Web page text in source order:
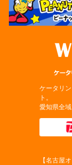
ケータリ
ト。
愛知県全
【名古屋